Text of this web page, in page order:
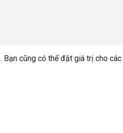
. Bạn cũng có thể đặt giá trị cho các